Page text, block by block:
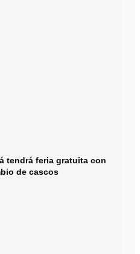
tendrá feria gratuita con
de cascos